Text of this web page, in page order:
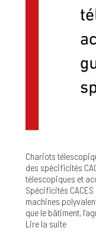
Chariots
des spécificités
télescopiques et
Spécificités
machines
que le bâtiment,
Lire la suite